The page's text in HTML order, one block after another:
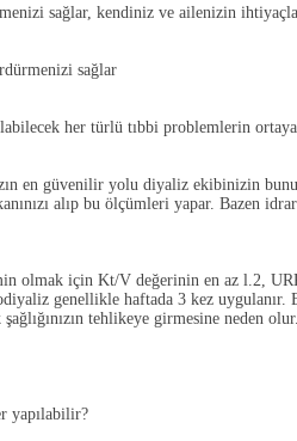
sağlar, kendiniz ve ailenizin
sağlar
her türlü tıbbi problemlerin
en güvenilir yolu diyaliz ekibinizin
alıp bu ölçümleri yapar. Bazen
olmak için Kt/V değerinin en az l.2,
genellikle haftada 3 kez
tehlikeye girmesine neden
yapılabilir?